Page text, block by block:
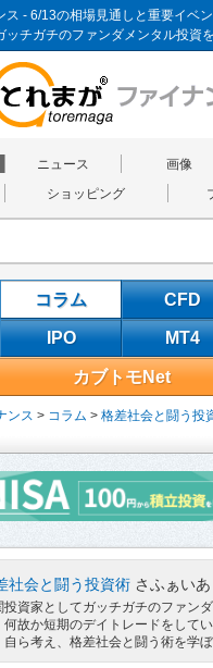
ッチガチのファンダメンタル投資
ニュース 画像
ショッピング
コラム CFD
IPO MT4
カブトモNet
ンス > コラム > 格差社会と闘う投
社会と闘う投資術 さふぁいあ
投資家としてガッチガチのファン
何故か短期のデイトレードをして
自ら考え、格差社会と闘う術を学ぼ